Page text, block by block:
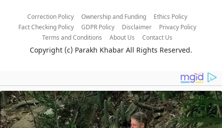
Correction Policy Ownership and Funding
Ethics Policy
Fact Checking Policy
GDPR Policy Disclaimer
Privacy Policy
Terms and Conditions
About Us Contact Us
Copyright (c) Parakh Khabar All Rights Reserved.